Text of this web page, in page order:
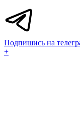
Подпишись на
+